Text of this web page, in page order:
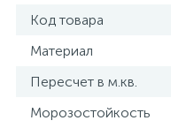
Код товара
Материал
Пересчет в м.кв.
Морозостойкость